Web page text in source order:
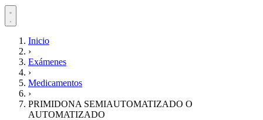
Servicios
Inicio
›
Exámenes
›
Medicamentos
›
PRIMIDONA SEMIAUTOMATIZADO O
AUTOMATIZADO